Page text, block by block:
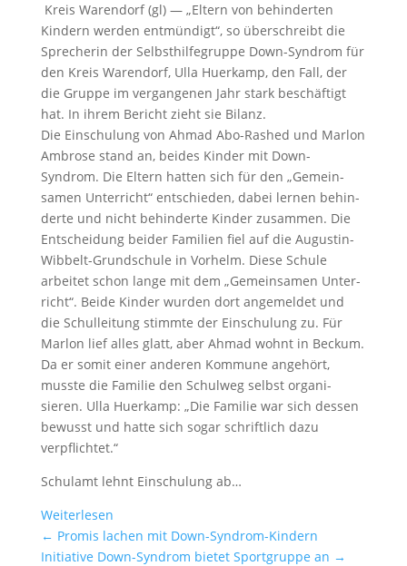
Kreis Waren­dorf (gl) — „Eltern von behin­derten
Kindern werden entmün­digt“, so überschreibt die
Sprecherin der Selbst­hil­fe­gruppe Down-Syndrom für
den Kreis Waren­dorf, Ulla Huerkamp, den Fall, der
die Gruppe im vergan­genen Jahr stark beschäf­tigt
hat. In ihrem Bericht zieht sie Bilanz.
Die Einschu­lung von Ahmad Abo-Rashed und Marlon
Ambrose stand an, beides Kinder mit Down-
Syndrom. Die Eltern hatten sich für den „Gemein­
samen Unter­richt“ entschieden, dabei lernen behin­
derte und nicht behin­derte Kinder zusammen. Die
Entschei­dung beider Familien fiel auf die Augustin-
Wibbelt-Grund­schule in Vorhelm. Diese Schule
arbeitet schon lange mit dem „Gemein­samen Unter­
richt“. Beide Kinder wurden dort angemeldet und
die Schul­lei­tung stimmte der Einschu­lung zu. Für
Marlon lief alles glatt, aber Ahmad wohnt in Beckum.
Da er somit einer anderen Kommune angehört,
musste die Familie den Schulweg selbst organi­
sieren. Ulla Huerkamp: „Die Familie war sich dessen
bewusst und hatte sich sogar schrift­lich dazu
verpflichtet.“
Schulamt lehnt Einschu­lung ab…
Weiter­lesen
← Promis lachen mit Down-Syndrom-Kindern
Initia­tive Down-Syndrom bietet Sport­gruppe an →